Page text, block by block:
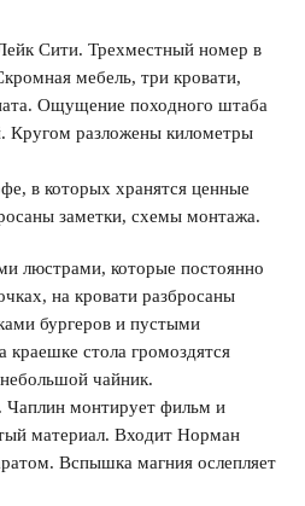
Сити. Трехместный номер в
мебель, три кровати,
Ощущение походного штаба
Кругом разложены километры
в которых хранятся ценные
заметки, схемы монтажа.
люстрами, которые постоянно
на кровати разбросаны
бургеров и пустыми
стола громоздятся
чайник.
Чаплин монтирует фильм и
материал. Входит Норман
Вспышка магния ослепляет